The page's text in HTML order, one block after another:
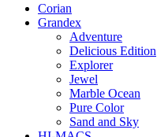
Corian
Grandex
Adventure
Delicious Edition
Explorer
Jewel
Marble Ocean
Pure Color
Sand and Sky